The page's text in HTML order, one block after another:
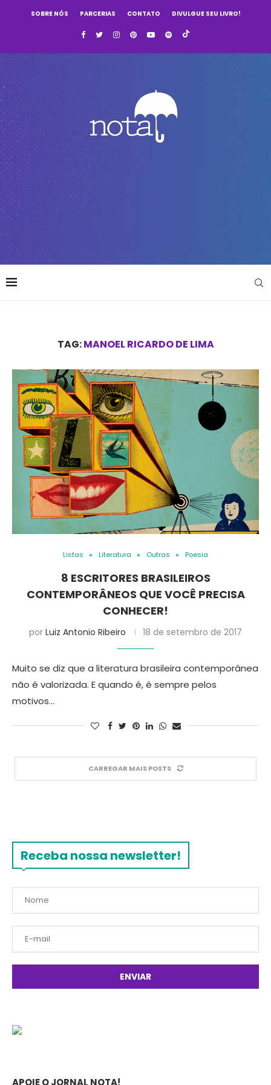
SOBRE NÓS PARCERIAS CONTATO DIVULGUE SEU LIVRO!
TAG:MANOEL RICARDO DE LIMA
Listas Literatura Outras Poesia
8 ESCRITORES BRASILEIROS
CONTEMPORÂNEOS QUE VOCÊ PRECISA
CONHECER!
por Luiz Antonio Ribeiro 18 de setembro de 2017
Muito se diz que a literatura brasileira contemporânea
não é valorizada. E quando é, é sempre pelos
motivos…
CARREGAR MAIS POSTS
Receba nossa newsletter!
APOIE O JORNAL NOTA!